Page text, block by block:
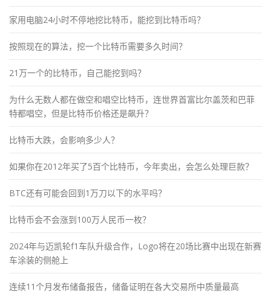
家用电脑24小时不停地挖比特币，能挖到比特币吗？
按照现在的算法，挖一个比特币需要多久时间？
21万一个的比特币，自己能挖到吗？
为什么无数人都在做空和唱空比特币，连世界首富比尔盖茨和巴菲
特都唱空，但是比特币价格还是飙升？
比特币大跌，会影响多少人？
如果你在2012年买了5百个比特币，今年卖出，会怎么处理巨款？
BTC还有可能会回到1万刀以下的水平吗？
比特币会不会涨到100万人民币一枚？
2024年与迈凯轮f1车队升级合作，Logo将在20场比赛中出现在新赛
车涂装的侧舱上
连续11个月发布储备报告，储备证明在各大交易所中质量最高